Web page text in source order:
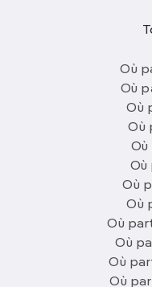
Où
Où
Où
Où
Où
Où
Où
Où
Où
Où
Où
Où